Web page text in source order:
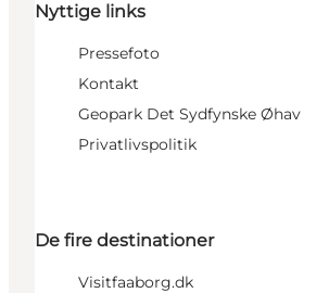
Nyttige links
Pressefoto
Kontakt
Geopark Det Sydfynske Øhav
Privatlivspolitik
De fire destinationer
Visitfaaborg.dk